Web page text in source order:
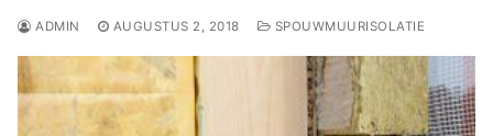
ADMIN AUGUSTUS 2, 2018 SPOUWMUURISOLATIE